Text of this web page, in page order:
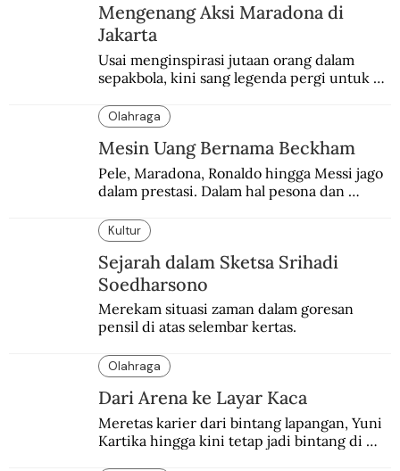
Mengenang Aksi Maradona di
Jakarta
Usai menginspirasi jutaan orang dalam
sepakbola, kini sang legenda pergi untuk
menjadi salah satu kota yang dikunjungi
Maradona.
Olahraga
Mesin Uang Bernama Beckham
Pele, Maradona, Ronaldo hingga Messi jago
dalam prestasi. Dalam hal pesona dan
Kultur
Sejarah dalam Sketsa Srihadi
Soedharsono
Merekam situasi zaman dalam goresan
pensil di atas selembar kertas.
Olahraga
Dari Arena ke Layar Kaca
Meretas karier dari bintang lapangan, Yuni
Kartika hingga kini tetap jadi bintang di